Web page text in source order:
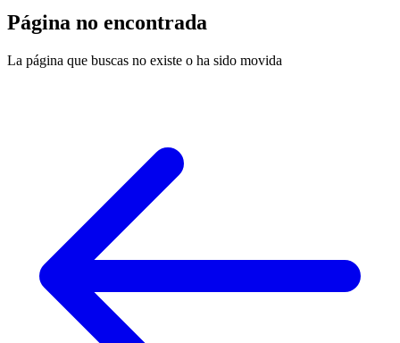
Página no encontrada
La página que buscas no existe o ha sido movida